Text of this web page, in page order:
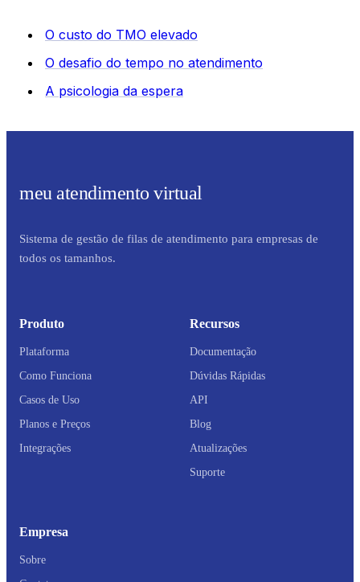
O custo do TMO elevado
O desafio do tempo no atendimento
A psicologia da espera
meu atendimento virtual
Sistema de gestão de filas de atendimento para empresas de
todos os tamanhos.
Produto
Plataforma
Como Funciona
Casos de Uso
Planos e Preços
Integrações
Recursos
Documentação
Dúvidas Rápidas
API
Blog
Atualizações
Suporte
Empresa
Sobre